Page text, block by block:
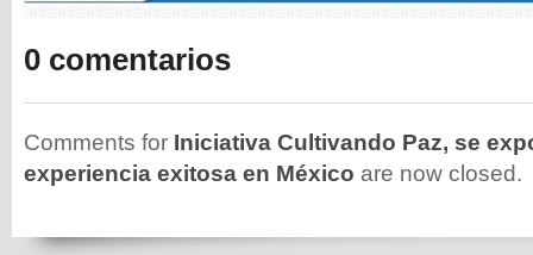
0 comentarios
Comments for Iniciativa Cultivando Paz, se
experiencia exitosa en México are now closed.